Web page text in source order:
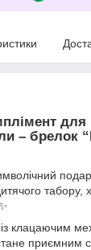
для
– брелок
табору,
клацаючим
приємним